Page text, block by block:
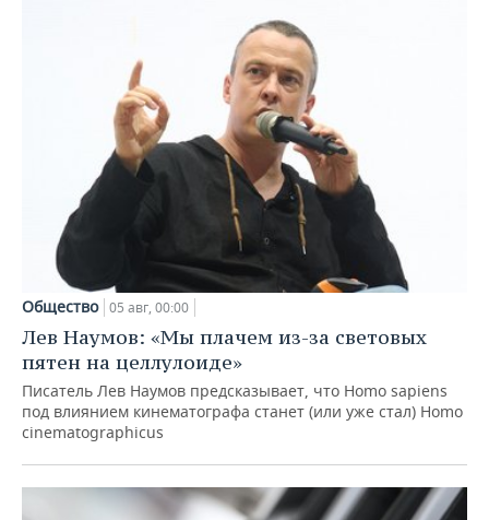
Общество 05 авг, 00:00
Лев Наумов: «Мы плачем из-за световых
пятен на целлулоиде»
Писатель Лев Наумов предсказывает, что Homo sapiens
под влиянием кинематографа станет (или уже стал) Homo
cinematographicus